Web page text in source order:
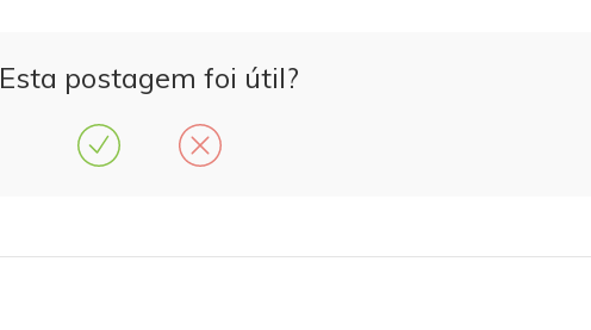
Esta postagem foi útil?